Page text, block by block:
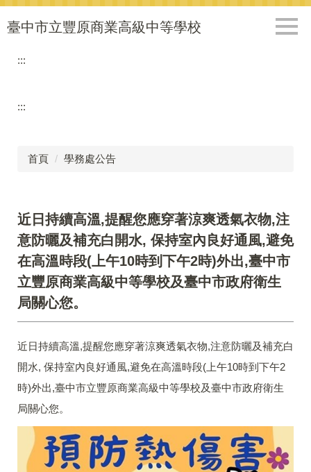
跳
到
臺中市立豐原商業高級中等學校
:::
:::
首頁 學務處公告
近日持續高溫,提醒您應穿著涼爽透氣衣物,注
意防曬及補充白開水, 保持室內良好通風,避免
在高溫時段(上午10時到下午2時)外出,臺中市
立豐原商業高級中等學校及臺中市政府衛生
局關心您。
近日持續高溫,提醒您應穿著涼爽透氣衣物,注意防曬及補充白
開水, 保持室內良好通風,避免在高溫時段(上午10時到下午2
時)外出,臺中市立豐原商業高級中等學校及臺中市政府衛生
局關心您。